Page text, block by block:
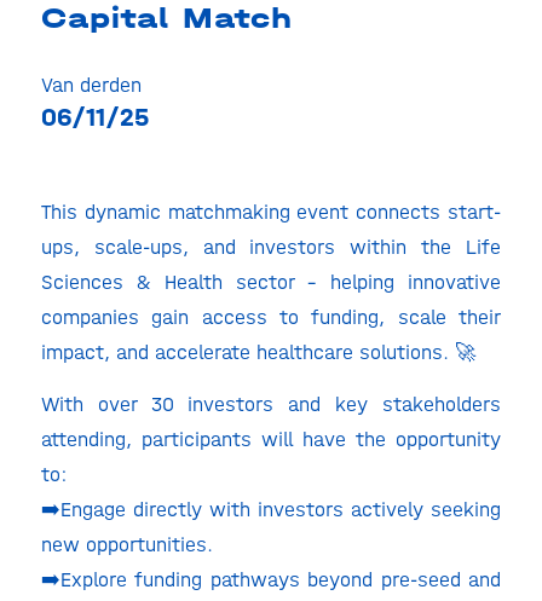
Capital Match
Van derden
06/11/25
This dynamic matchmaking event connects start-
ups, scale-ups, and investors within the Life
Sciences & Health sector – helping innovative
companies gain access to funding, scale their
impact, and accelerate healthcare solutions. 🚀
With over 30 investors and key stakeholders
attending, participants will have the opportunity
to:
➡️Engage directly with investors actively seeking
new opportunities.
➡️Explore funding pathways beyond pre-seed and